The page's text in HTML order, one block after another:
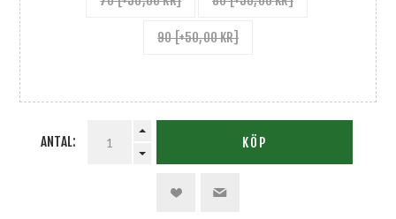
90 [+50,00 KR]
ANTAL: KÖP